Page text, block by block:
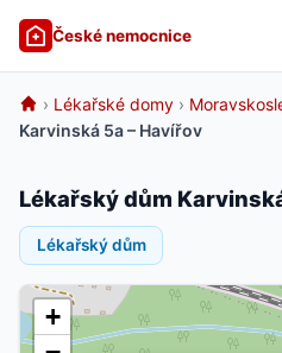
České nemocnice
› Lékařské domy ›
Karvinská 5a – Havířov
Lékařský dům
Lékařský dům
+